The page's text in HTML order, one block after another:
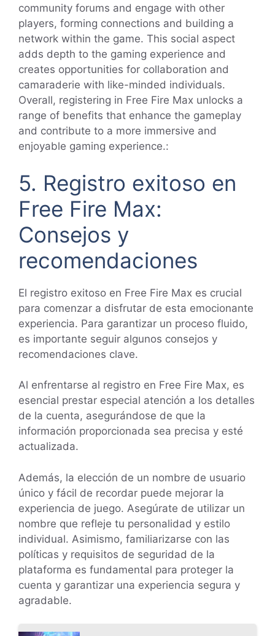
community forums and engage with other
players, forming connections and building a
network within the game. This social aspect
adds depth to the gaming experience and
creates opportunities for collaboration and
camaraderie with like-minded individuals.
Overall, registering in Free Fire Max unlocks a
range of benefits that enhance the gameplay
and contribute to a more immersive and
enjoyable gaming experience.:
5. Registro exitoso en
Free Fire Max:
Consejos y
recomendaciones
El registro exitoso en Free Fire Max es crucial
para comenzar a disfrutar de esta emocionante
experiencia. Para garantizar un proceso fluido,
es importante seguir algunos consejos y
recomendaciones clave.
Al enfrentarse al registro en Free Fire Max, es
esencial prestar especial atención a los detalles
de la cuenta, asegurándose de que la
información proporcionada sea precisa y esté
actualizada.
Además, la elección de un nombre de usuario
único y fácil de recordar puede mejorar la
experiencia de juego. Asegúrate de utilizar un
nombre que refleje tu personalidad y estilo
individual. Asimismo, familiarizarse con las
políticas y requisitos de seguridad de la
plataforma es fundamental para proteger la
cuenta y garantizar una experiencia segura y
agradable.